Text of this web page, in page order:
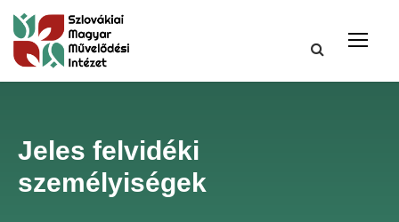
Jeles felvidéki
személyiségek